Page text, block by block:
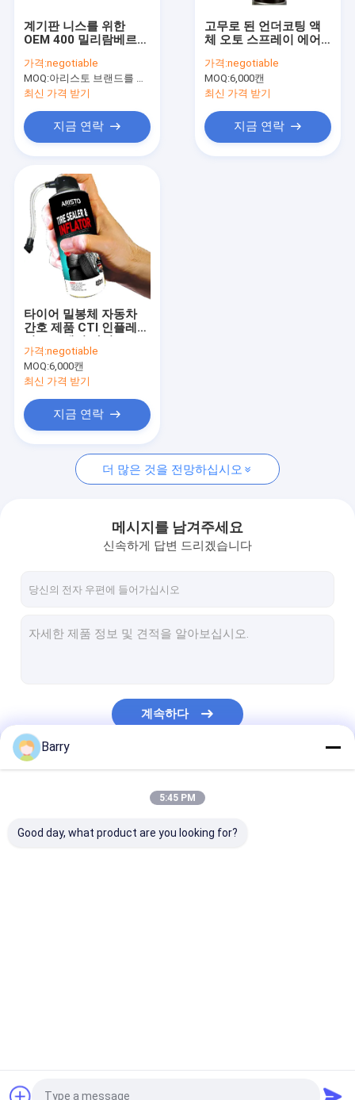
수성 페인트
차 청소 살포
자동 배려 제품
가구 세탁기술자
우레탄 폼 스프레이
실리콘 실 란 트
스프레이 접착제
폴리우레탄 실란트
개인 건강 제품
계기판 니스를 위한
OEM 400 밀리람베르트
스프레이
가격:negotiable
MOQ:아리스토 브랜드를 위한 6000 PC, 고객 브랜드를 위한 15000 PC
최신 가격 받기
지금 연락
고무로 된 언더코팅 액
체 오토 스프레이 에어
된 노즐
가격:negotiable
MOQ:6,000캔
최신 가격 받기
지금 연락
타이어 밀봉체 자동차
간호 제품 CTI 인플레이
400 밀리람베르트
가격:negotiable
MOQ:6,000캔
최신 가격 받기
지금 연락
더 많은 것을 전망하십시오
메시지를 남겨주세요
신속하게 답변 드리겠습니다
계속하다
Barry
5:45 PM
Good day, what product are you looking for?